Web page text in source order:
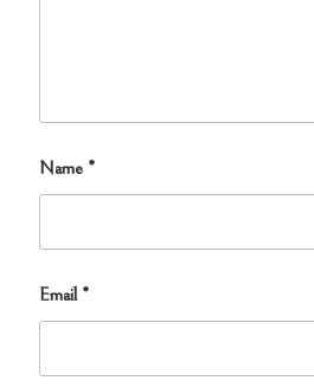
Name *
Email *